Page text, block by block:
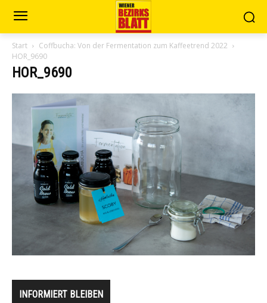
Start
Coffbucha: Von der Fermentation zum Kaffeetrend 2022
HOR_9690
HOR_9690
INFORMIERT BLEIBEN